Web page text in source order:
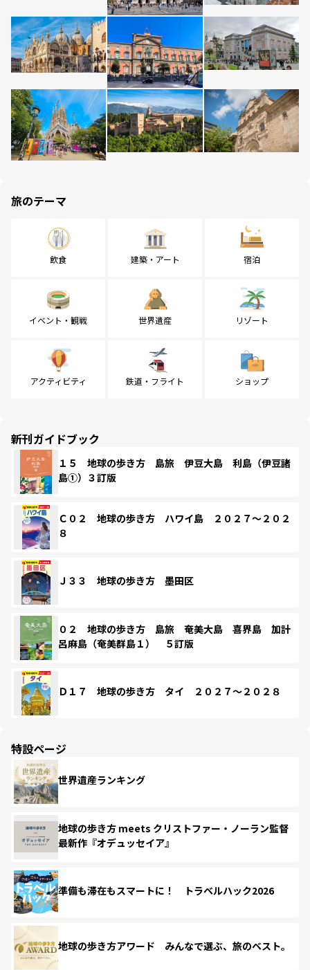
旅のテーマ
飲食 建築・アート 宿泊
イベント・観戦 世界遺産 リゾート
アクティビティ 鉄道・フライト ショップ
新刊ガイドブック
１５ 地球の歩き方 島旅 伊豆大島 利島（伊豆諸
島①）３訂版
Ｃ０２ 地球の歩き方 ハワイ島 ２０２７～２０２
８
Ｊ３３ 地球の歩き方 墨田区
０２ 地球の歩き方 島旅 奄美大島 喜界島 加計
呂麻島（奄美群島１） ５訂版
Ｄ１７ 地球の歩き方 タイ ２０２７～２０２８
特設ページ
世界遺産ランキング
地球の歩き方 meets クリストファー・ノーラン監督
最新作『オデュッセイア』
準備も滞在もスマートに！ トラベルハック2026
地球の歩き方アワード みんなで選ぶ、旅のベスト。